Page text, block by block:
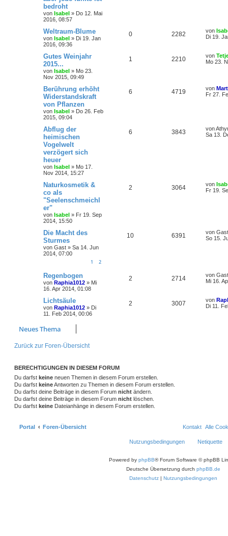
bedroht
von Isabel » Do 12. Mai
2016, 08:57
Weltraum-Blume
von Isabel » Di 19. Jan
2016, 09:36
0 2282 von
Di 19.
Gutes Weinjahr
2015...
von Isabel » Mo 23.
Nov 2015, 09:49
1 2210 von
Mo 23.
Berührung erhöht
Widerstandskraft
von Pflanzen
von Isabel » Do 26. Feb
2015, 09:04
6 4719 von
Fr 27.
Abflug der
heimischen
Vogelwelt
verzögert sich
heuer
von Isabel » Mo 17.
Nov 2014, 15:27
6 3843 von
Sa 13.
Naturkosmetik &
co als
"Seelenschmeichl
er"
von Isabel » Fr 19. Sep
2014, 15:50
2 3064 von
Fr 19.
Die Macht des
Sturmes
von Gast » Sa 14. Jun
2014, 07:00
1 2
10 6391 von Gast
So 15.
Regenbogen
von Raphia1012 » Mi
16. Apr 2014, 01:08
2 2714 von Gast
Mi 16.
Lichtsäule
von Raphia1012 » Di
11. Feb 2014, 00:06
2 3007 von
Di 11.
Neues Thema
Zurück zur Foren-Übersicht
BERECHTIGUNGEN IN DIESEM FORUM
Du darfst keine neuen Themen in diesem Forum erstellen.
Du darfst keineAntworten zu Themen in diesem Forum erstellen.
Du darfst deine Beiträge in diesem Forum nicht ändern.
Du darfst deine Beiträge in diesem Forum nicht löschen.
Du darfst keine Dateianhänge in diesem Forum erstellen.
Portal Foren-Übersicht Alle
Kontakt
Netiquette
Nutzungsbedingungen
Powered by phpBB® Forum Software © phpBB
Deutsche Übersetzung durch phpBB.de
Datenschutz
Nutzungsbedingungen